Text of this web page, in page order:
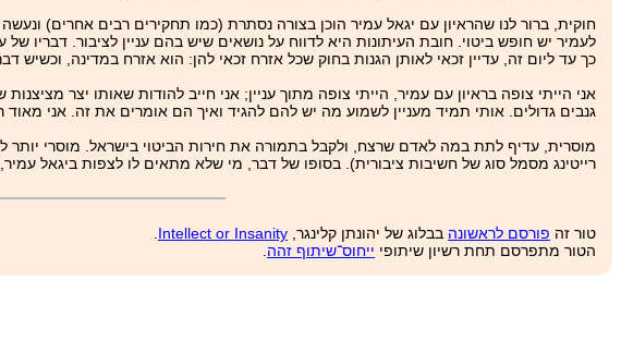
חוקית, ברור לנו שהראיון עם יגאל עמיר הוכן בצורה נסתרת (כמו תחקירים רבים אחרים)
לעמיר יש חופש ביטוי. חובת העיתונות היא לדווח על נושאים שיש בהם עניין לציבור.
כך עד ליום זה, עדיין זכאי לאותן הגנות בחוק שכל אזרח זכאי להן: הוא אזרח במדינה, וכשיש
אני הייתי צופה בראיון עם עמיר, הייתי צופה מתוך עניין; אני חייב להודות שאותו יצר
גנבים גדולים. אותי תמיד מעניין לשמוע מה יש להם להגיד ואיך הם אומרים את זה. אני מאוד
מוסרית, עדיף לתת במה לאדם שרצח, ולקבל בתמורה את חירות הביטוי בישראל. מוסרי יותר
רייטינג מסמל סוג של חשיבות ציבורית). בסופו של דבר, מי שלא מתאים לו לצפות ביגאל עמיר,
טור זה פורסם לראשונה בבלוג של יהונתן קלינגר, Intellect or Insanity
הטור מתפרסם תחת רשיון שיתופי ייחוס־שיתוף זהה